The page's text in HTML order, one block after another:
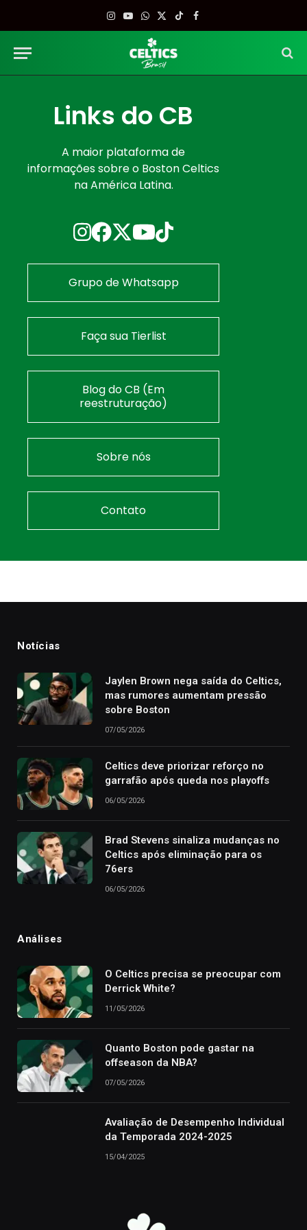
Instagram
YouTube
WhatsApp
X
TikTokFacebook
Links do CB
A maior plataforma de
informações sobre o Boston Celtics
na América Latina.
Grupo de Whatsapp
Faça sua Tierlist
Blog do CB (Em
reestruturação)
Sobre nós
Contato
Notícias
Jaylen Brown nega saída do Celtics,
mas rumores aumentam pressão
sobre Boston
07/05/2026
Celtics deve priorizar reforço no
garrafão após queda nos playoffs
06/05/2026
Brad Stevens sinaliza mudanças no
Celtics após eliminação para os
76ers
06/05/2026
Análises
O Celtics precisa se preocupar com
Derrick White?
11/05/2026
Quanto Boston pode gastar na
offseason da NBA?
07/05/2026
Avaliação de Desempenho Individual
da Temporada 2024-2025
15/04/2025